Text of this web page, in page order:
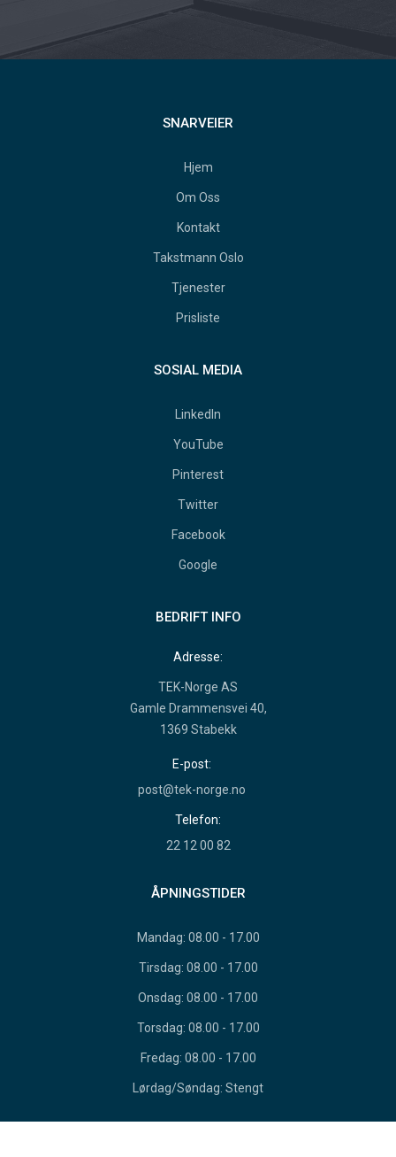
SNARVEIER
Hjem
Om Oss
Kontakt
Takstmann Oslo
Tjenester
Prisliste
SOSIAL MEDIA
LinkedIn
YouTube
Pinterest
Twitter
Facebook
Google
BEDRIFT INFO
Adresse:
TEK-Norge AS
Gamle Drammensvei 40,
1369 Stabekk
E-post:
post@tek-norge.no
Telefon:
22 12 00 82
ÅPNINGSTIDER
Mandag: 08.00 - 17.00
Tirsdag: 08.00 - 17.00
Onsdag: 08.00 - 17.00
Torsdag: 08.00 - 17.00
Fredag: 08.00 - 17.00
Lørdag/Søndag: Stengt